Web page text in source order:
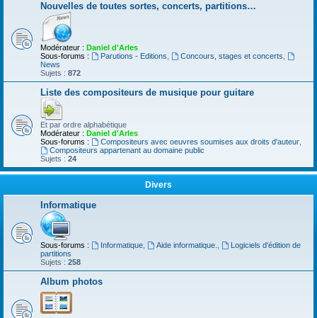
Nouvelles de toutes sortes, concerts, partitions…
Modérateur : Daniel d'Arles
Sous-forums :
Parutions - Editions Concours, stages et concerts
News
Sujets : 872
Liste des compositeurs de musique pour guitare
Et par ordre alphabétique
Modérateur : Daniel d'Arles
Sous-forums :
Compositeurs avec oeuvres soumises aux droits d'auteur,
Compositeurs appartenant au domaine public
Sujets : 24
Divers
Informatique
Sous-forums : Informatique, Aide informatique.
Logiciels d'édition de
partitions
Sujets : 258
Album photos